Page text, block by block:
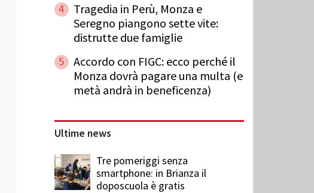
4
Tragedia in Perù, Monza e
Seregno piangono sette vite:
distrutte due famiglie
5
Accordo con FIGC: ecco perché il
Monza dovrà pagare una multa (e
metà andrà in beneficenza)
Ultime news
Tre pomeriggi senza
smartphone: in Brianza il
doposcuola è gratis